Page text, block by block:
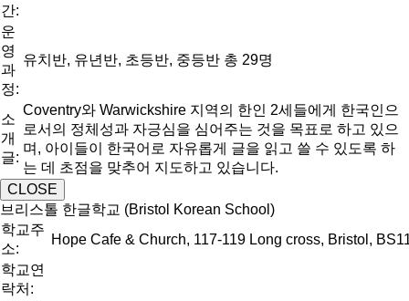
간:
운
영
과
정:
유치반, 유년반, 초등반, 중등반 총 29명
소
개
글:
Coventry와 Warwickshire 지역의 한인 2세들에게 한국인으
로서의 정체성과 자긍심을 심어주는 것을 목표로 하고 있으
며, 아이들이 한국어로 자유롭게 글을 읽고 쓸 수 있도록 하
는 데 초점을 맞추어 지도하고 있습니다.
CLOSE
브리스톨 한글학교 (Bristol Korean School)
학교주
소:
Hope Cafe & Church, 117-119 Long cross, Bristol,
학교연
락처: